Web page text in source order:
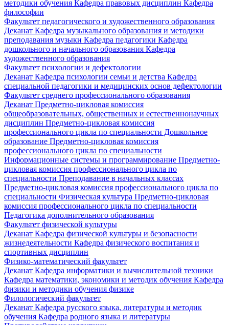
методики обучения Кафедра правовых дисциплин Кафедра
философии
Факультет педагогического и художественного образования
Деканат Кафедра музыкального образования и методики
преподавания музыки Кафедра педагогики Кафедра
дошкольного и начального образования Кафедра
художественного образования
Факультет психологии и дефектологии
Деканат Кафедра психологии семьи и детства Кафедра
специальной педагогики и медицинских основ дефектологии
Факультет среднего профессионального образования
Деканат Предметно-цикловая комиссия
общеобразовательных, общественных и естественнонаучных
дисциплин Предметно-цикловая комиссия
профессионального цикла по специальности Дошкольное
образование Предметно-цикловая комиссия
профессионального цикла по специальности
Информационные системы и программирование Предметно-
цикловая комиссия профессионального цикла по
специальности Преподавание в начальных классах
Предметно-цикловая комиссия профессионального цикла по
специальности Физическая культура Предметно-цикловая
комиссия профессионального цикла по специальности
Педагогика дополнительного образования
Факультет физической культуры
Деканат Кафедра физической культуры и безопасности
жизнедеятельности Кафедра физического воспитания и
спортивных дисциплин
Физико-математический факультет
Деканат Кафедра информатики и вычислительной техники
Кафедра математики, экономики и методик обучения Кафедра
физики и методики обучения физике
Филологический факультет
Деканат Кафедра русского языка, литературы и методик
обучения Кафедра родного языка и литературы